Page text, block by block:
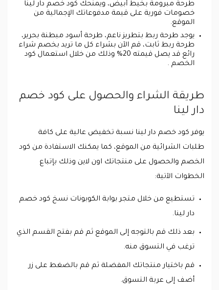
طرحة مبرومة بخيط أبيض، ويمنحك كود خصم دار لينا
خصومات فورية على قيمة مدفوعاتك الإجمالية من
الموقع.
يوجد طرحة ربط بتطريز ناعم، طرحة أسود مبطنة بحرير،
طرحة ربط ثابت، قم الآن بشراء كل ما تريد بخصم شراء
رائع قد يصل قيمته 20% وذلك من خلال استعمال كود
الخصم .
طريقة الشراء والحصول على كود خصم
دار لينا
يوفر كود خصم دار لينا نسبة تخفيض عالية على كافة
طلبات الشرائية من الموقع، كما يمكنك الاستفادة من كود
الخصم والحصول على منتجاتك اون لاين وذلك بإتباع
الخطوات الآتية:
تستطيع من خلال متجر بوابة الكوبونات نسخ كود خصم
دار لينا.
بعد ذلك قم بالتوجه إلى الموقع ثم قم بفتح القسم الذي
ترغب في التسوق منه.
قم باختيار منتجاتك المفضلة ثم قم بالضغط على زر
أضف إلى عربة التسوق.